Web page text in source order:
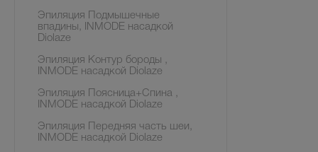
Эпиляция Подмышечные
впадины, INMODE насадкой
Diolaze
Эпиляция Контур бороды ,
INMODE насадкой Diolaze
Эпиляция Поясница+Спина ,
INMODE насадкой Diolaze
Эпиляция Передняя часть шеи,
INMODE насадкой Diolaze